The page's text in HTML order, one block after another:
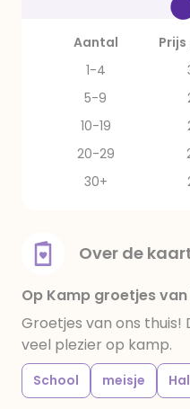
Aantal
1-4
5-9
10-19
20-29
30+
Over de
Op Kamp groetjes
Groetjes van ons thuis!
veel plezier op kamp.
School meisje